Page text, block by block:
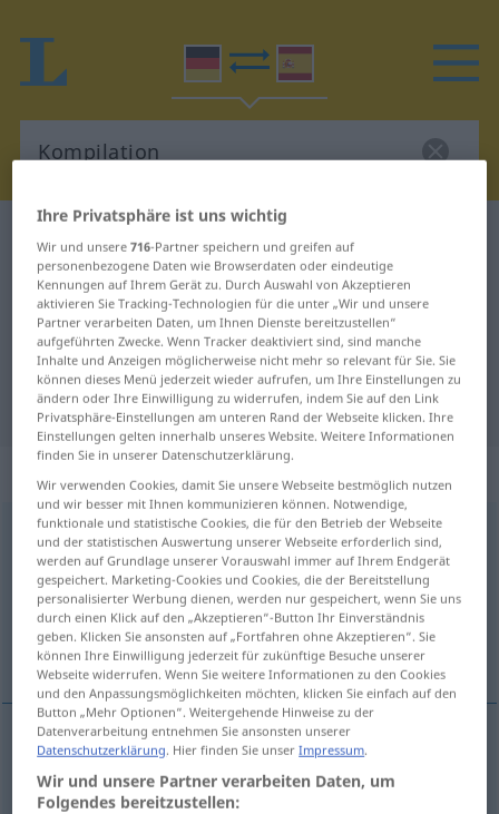
Deutsch-Spanisch Übersetzung für
"Kompilation"
"Kompilation" Spanisch
Übersetzung
„Kompilation“ : Femininum
Kompilationf <Kompilation;Kompilationen>
Übersicht aller Übersetzungen
(Für mehr Details die Übersetzung anklicken/antippen)
compilación
Kompilation
Ihre Privatsphäre ist uns wichtig
Wir und unsere716-Partner speichern und greifen auf
personenbezogene Daten wie Browserdaten oder eindeutige
Kennungen auf Ihrem Gerät zu. Durch Auswahl von Akzeptieren
aktivieren Sie Tracking-Technologien für die unter „Wir und unsere
Partner verarbeiten Daten, um Ihnen Dienste bereitzustellen“
aufgeführten Zwecke. Wenn Tracker deaktiviert sind, sind manche
Inhalte und Anzeigen möglicherweise nicht mehr so relevant für Sie. Sie
können dieses Menü jederzeit wieder aufrufen, um Ihre Einstellungen zu
ändern oder Ihre Einwilligung zu widerrufen, indem Sie auf den Link
Privatsphäre-Einstellungen am unteren Rand der Webseite klicken. Ihre
Einstellungen gelten innerhalb unseres Website. Weitere Informationen
finden Sie in unserer Datenschutzerklärung.
Wir verwenden Cookies, damit Sie unsere Webseite bestmöglich nutzen
und wir besser mit Ihnen kommunizieren können. Notwendige,
funktionale und statistische Cookies, die für den Betrieb der Webseite
und der statistischen Auswertung unserer Webseite erforderlich sind,
werden auf Grundlage unserer Vorauswahl immer auf Ihrem Endgerät
gespeichert. Marketing-Cookies und Cookies, die der Bereitstellung
personalisierter Werbung dienen, werden nur gespeichert, wenn Sie uns
durch einen Klick auf den „Akzeptieren“-Button Ihr Einverständnis
geben. Klicken Sie ansonsten auf „Fortfahren ohne Akzeptieren“. Sie
können Ihre Einwilligung jederzeit für zukünftige Besuche unserer
Webseite widerrufen. Wenn Sie weitere Informationen zu den Cookies
und den Anpassungsmöglichkeiten möchten, klicken Sie einfach auf den
Button „Mehr Optionen“. Weitergehende Hinweise zu der
Datenverarbeitung entnehmen Sie ansonsten unserer
Datenschutzerklärung. Hier finden Sie unserImpressum.
Wir und unsere Partner verarbeiten Daten, um
Folgendes bereitzustellen: